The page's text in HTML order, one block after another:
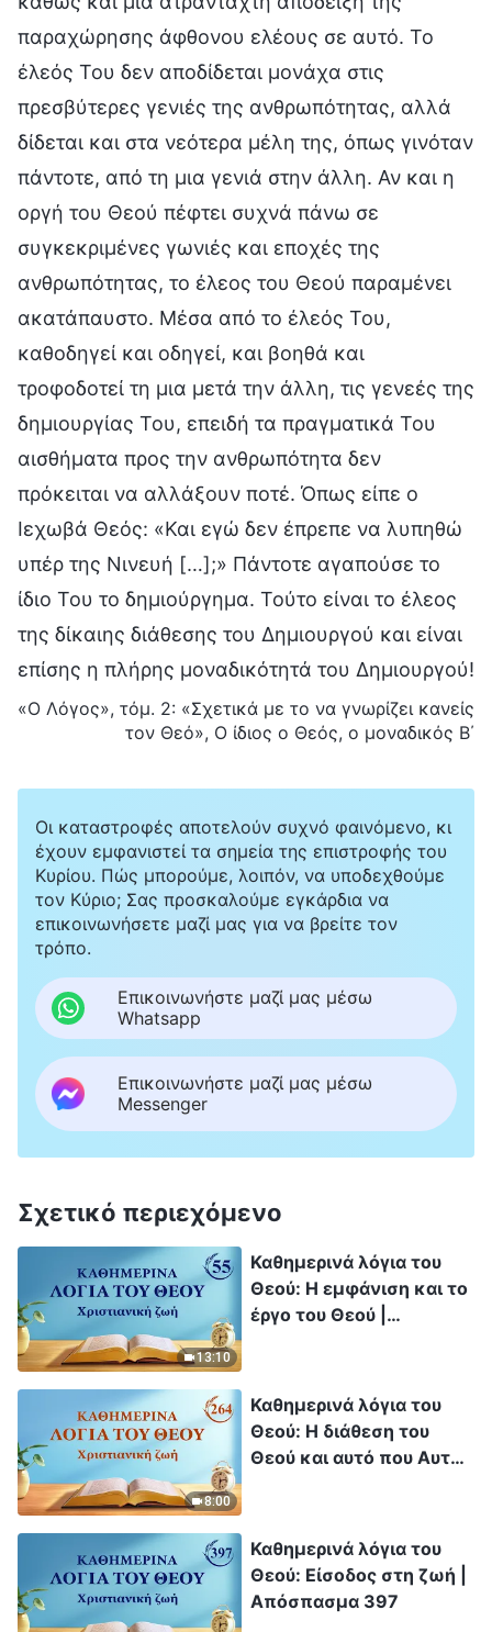
παραχώρησης άφθονου ελέους σε αυτό. Το
έλεός Του δεν αποδίδεται μονάχα στις
πρεσβύτερες γενιές της ανθρωπότητας, αλλά
δίδεται και στα νεότερα μέλη της, όπως γινόταν
πάντοτε, από τη μια γενιά στην άλλη. Αν και η
οργή του Θεού πέφτει συχνά πάνω σε
συγκεκριμένες γωνιές και εποχές της
ανθρωπότητας, το έλεος του Θεού παραμένει
ακατάπαυστο. Μέσα από το έλεός Του,
καθοδηγεί και οδηγεί, και βοηθά και
τροφοδοτεί τη μια μετά την άλλη, τις γενεές της
δημιουργίας Του, επειδή τα πραγματικά Του
αισθήματα προς την ανθρωπότητα δεν
πρόκειται να αλλάξουν ποτέ. Όπως είπε ο
Ιεχωβά Θεός: «Και εγώ δεν έπρεπε να λυπηθώ
υπέρ της Νινευή […];» Πάντοτε αγαπούσε το
ίδιο Του το δημιούργημα. Τούτο είναι το έλεος
της δίκαιης διάθεσης του Δημιουργού και είναι
επίσης η πλήρης μοναδικότητά του Δημιουργού!
«Ο Λόγος», τόμ. 2: «Σχετικά με το να γνωρίζει κανείς
τον Θεό», Ο ίδιος ο Θεός, ο μοναδικός Β΄
Οι καταστροφές αποτελούν συχνό φαινόμενο, κι
έχουν εμφανιστεί τα σημεία της επιστροφής του
Κυρίου. Πώς μπορούμε, λοιπόν, να υποδεχθούμε
τον Κύριο; Σας προσκαλούμε εγκάρδια να
επικοινωνήσετε μαζί μας για να βρείτε τον
τρόπο.
Επικοινωνήστε μαζί μας μέσω
Whatsapp
Επικοινωνήστε μαζί μας μέσω
Messenger
Σχετικό περιεχόμενο
13:10
Καθημερινά λόγια του
Θεού: Η εμφάνιση και το
έργο του Θεού |
8:00
Καθημερινά λόγια του
Θεού: Η διάθεση του
Θεού και αυτό που Αυτός
Καθημερινά λόγια του
Θεού: Είσοδος στη ζωή |
Απόσπασμα 397